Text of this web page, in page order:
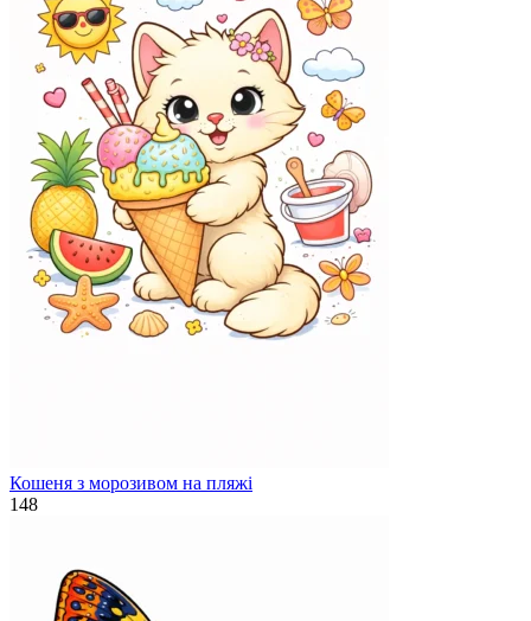
Кошеня з морозивом на пляжі
148